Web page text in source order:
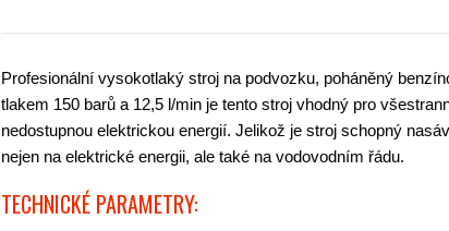
Profesionální vysokotlaký stroj na podvozku, poháněný
tlakem 150 barů a 12,5 l/min je tento stroj vhodný pro
nedostupnou elektrickou energií. Jelikož je stroj schopný
nejen na elektrické energii, ale také na vodovodním řádu.
TECHNICKÉ PARAMETRY: